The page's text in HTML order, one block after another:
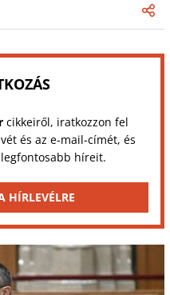
cikkeiről, iratkozzon fel
és az e-mail-címét, és
híreit.
HÍRLEVÉLRE